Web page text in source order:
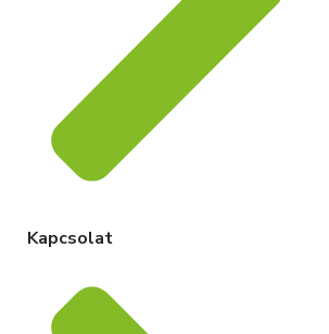
Kapcsolat